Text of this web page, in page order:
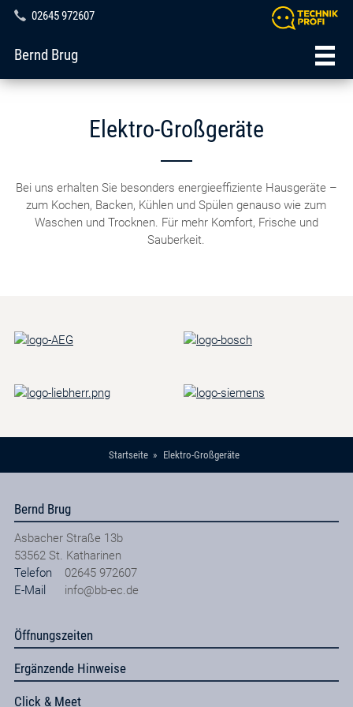
02645 972607
Bernd Brug
Elektro-Großgeräte
Bei uns erhalten Sie besonders energieeffiziente Hausgeräte –
zum Kochen, Backen, Kühlen und Spülen genauso wie zum
Waschen und Trocknen. Für mehr Komfort, Frische und
Sauberkeit.
Startseite Elektro-Großgeräte
Bernd Brug
Asbacher Straße 13b
53562 St. Katharinen
Telefon
02645 972607
E-Mail
info@bb-ec.de
Öffnungszeiten
Ergänzende Hinweise
Click & Meet